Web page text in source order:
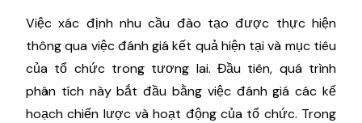
Việc xác định nhu cầu đào tạo được thực hiện
thông qua việc đánh giá kết quả hiện tại và mục tiêu
của tổ chức trong tương lai. Đầu tiên, quá trình
phân tích này bắt đầu bằng việc đánh giá các kế
hoạch chiến lược và hoạt động của tổ chức. Trong